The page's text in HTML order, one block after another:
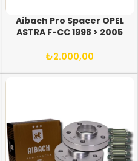
Aibach Pro Spacer OPEL
ASTRA F-CC 1998 > 2005
12X1.50 BİJON
₺2.000,00